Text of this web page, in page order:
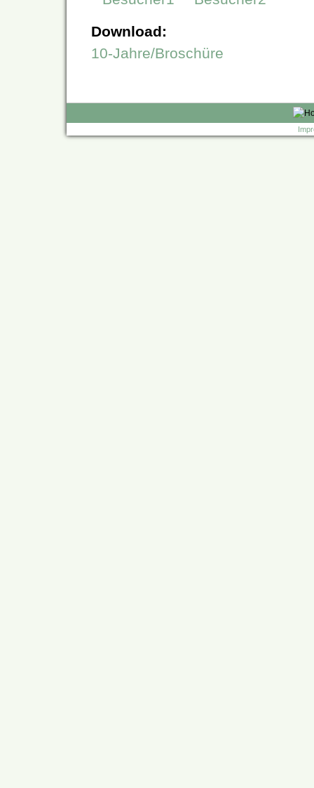
Download:
10-Jahre/Broschüre